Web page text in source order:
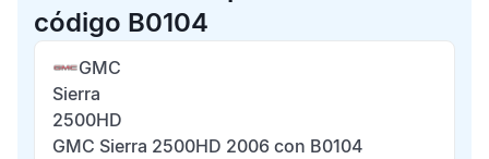
código B0104
GMC
Sierra
2500HD
GMC Sierra 2500HD 2006 con B0104